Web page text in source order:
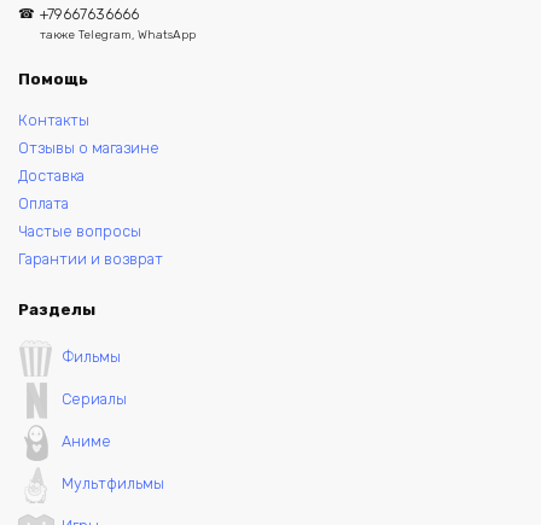
+79667636666
также Telegram, WhatsApp
Помощь
Контакты
Отзывы о магазине
Доставка
Оплата
Частые вопросы
Гарантии и возврат
Разделы
Фильмы
Сериалы
Аниме
Мультфильмы